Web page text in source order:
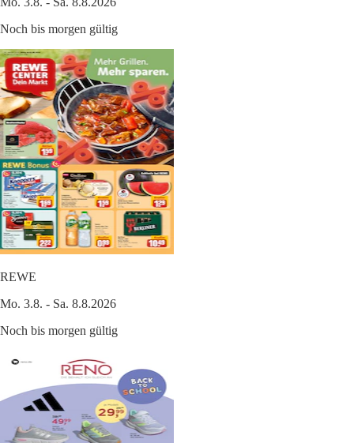
Noch bis morgen gültig
REWE
Mo. 3.8. - Sa. 8.8.2026
Noch bis morgen gültig